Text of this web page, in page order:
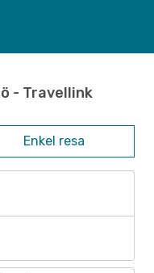
- Travellink
Enkel resa